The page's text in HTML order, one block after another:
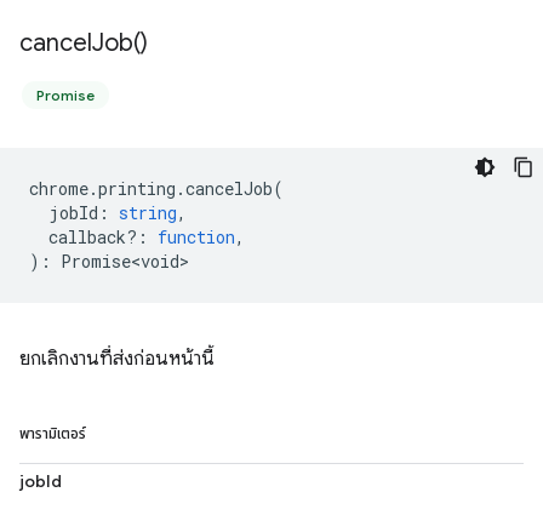
cancelJob()
Promise
chrome.printing .cancelJob(
jobId : string,
callback? : function,
) : Promise<void>
ยกเลิกงานที่ส่งก่อนหน้านี้
พารามิเตอร์
jobId